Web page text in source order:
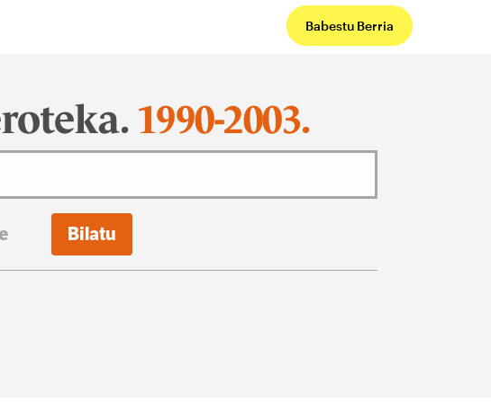
Babestu Berria
1990-2003.